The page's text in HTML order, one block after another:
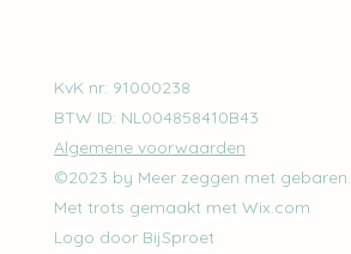
KvK nr: 91000238
BTW ID: NL004858410B43
Algemene voorwaarden
©2023 by Meer zeggen met gebaren.
Met trots gemaakt met Wix.com
Logo door BijSproet